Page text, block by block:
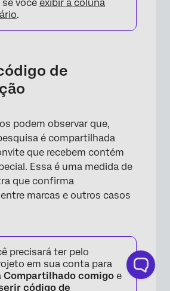
×
você exibir a coluna
.
de
podem observar que,
é compartilhada
que recebem contém
Essa é uma medida de
que confirma
marcas e outros casos
precisará ter pelo
em sua conta para
Compartilhado comigo e
código de